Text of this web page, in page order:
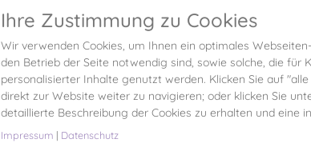
Ihre Zustimmung zu Cookies
Wir verwenden Cookies, um Ihnen ein optimales
den Betrieb der Seite notwendig sind, sowie solche, die für
personalisierter Inhalte genutzt werden. Klicken Sie auf
direkt zur Website weiter zu navigieren; oder klicken Sie
detaillierte Beschreibung der Cookies zu erhalten und eine
Impressum | Datenschutz